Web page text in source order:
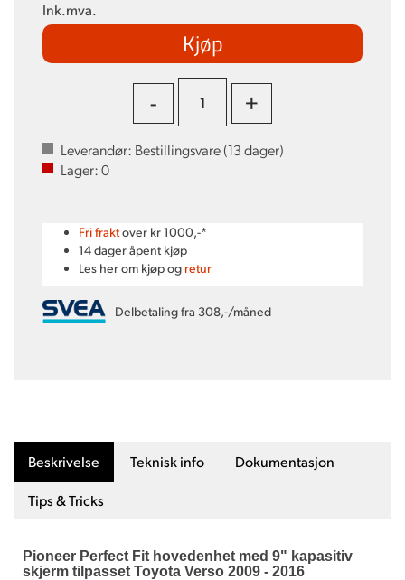
Ink.mva.
Kjøp
- +
Leverandør: Bestillingsvare (13dager)
Lager:0
Fri fraktover kr 1000,-*
14 dager åpent kjøp
Les her om kjøp og retur
Delbetaling fra 308,-/måned
Beskrivelse Teknisk info Dokumentasjon
Tips & Tricks
Pioneer Perfect Fit hovedenhet med 9" kapasitiv
skjerm tilpasset Toyota Verso 2009 - 2016